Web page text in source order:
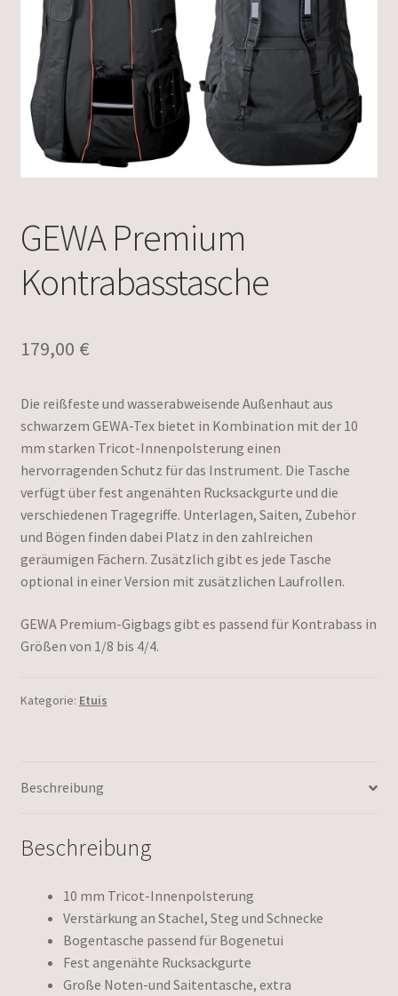
GEWA Premium
Kontrabasstasche
179,00 €
Die reißfeste und wasserabweisende Außenhaut aus
schwarzem GEWA-Tex bietet in Kombination mit der 10
mm starken Tricot-Innenpolsterung einen
hervorragenden Schutz für das Instrument. Die Tasche
verfügt über fest angenähten Rucksackgurte und die
verschiedenen Tragegriffe. Unterlagen, Saiten, Zubehör
und Bögen finden dabei Platz in den zahlreichen
geräumigen Fächern. Zusätzlich gibt es jede Tasche
optional in einer Version mit zusätzlichen Laufrollen.
GEWA Premium-Gigbags gibt es passend für Kontrabass in
Größen von 1/8 bis 4/4.
Kategorie: Etuis
Beschreibung
Beschreibung
10 mm Tricot-Innenpolsterung
Verstärkung an Stachel, Steg und Schnecke
Bogentasche passend für Bogenetui
Fest angenähte Rucksackgurte
Große Noten-und Saitentasche, extra